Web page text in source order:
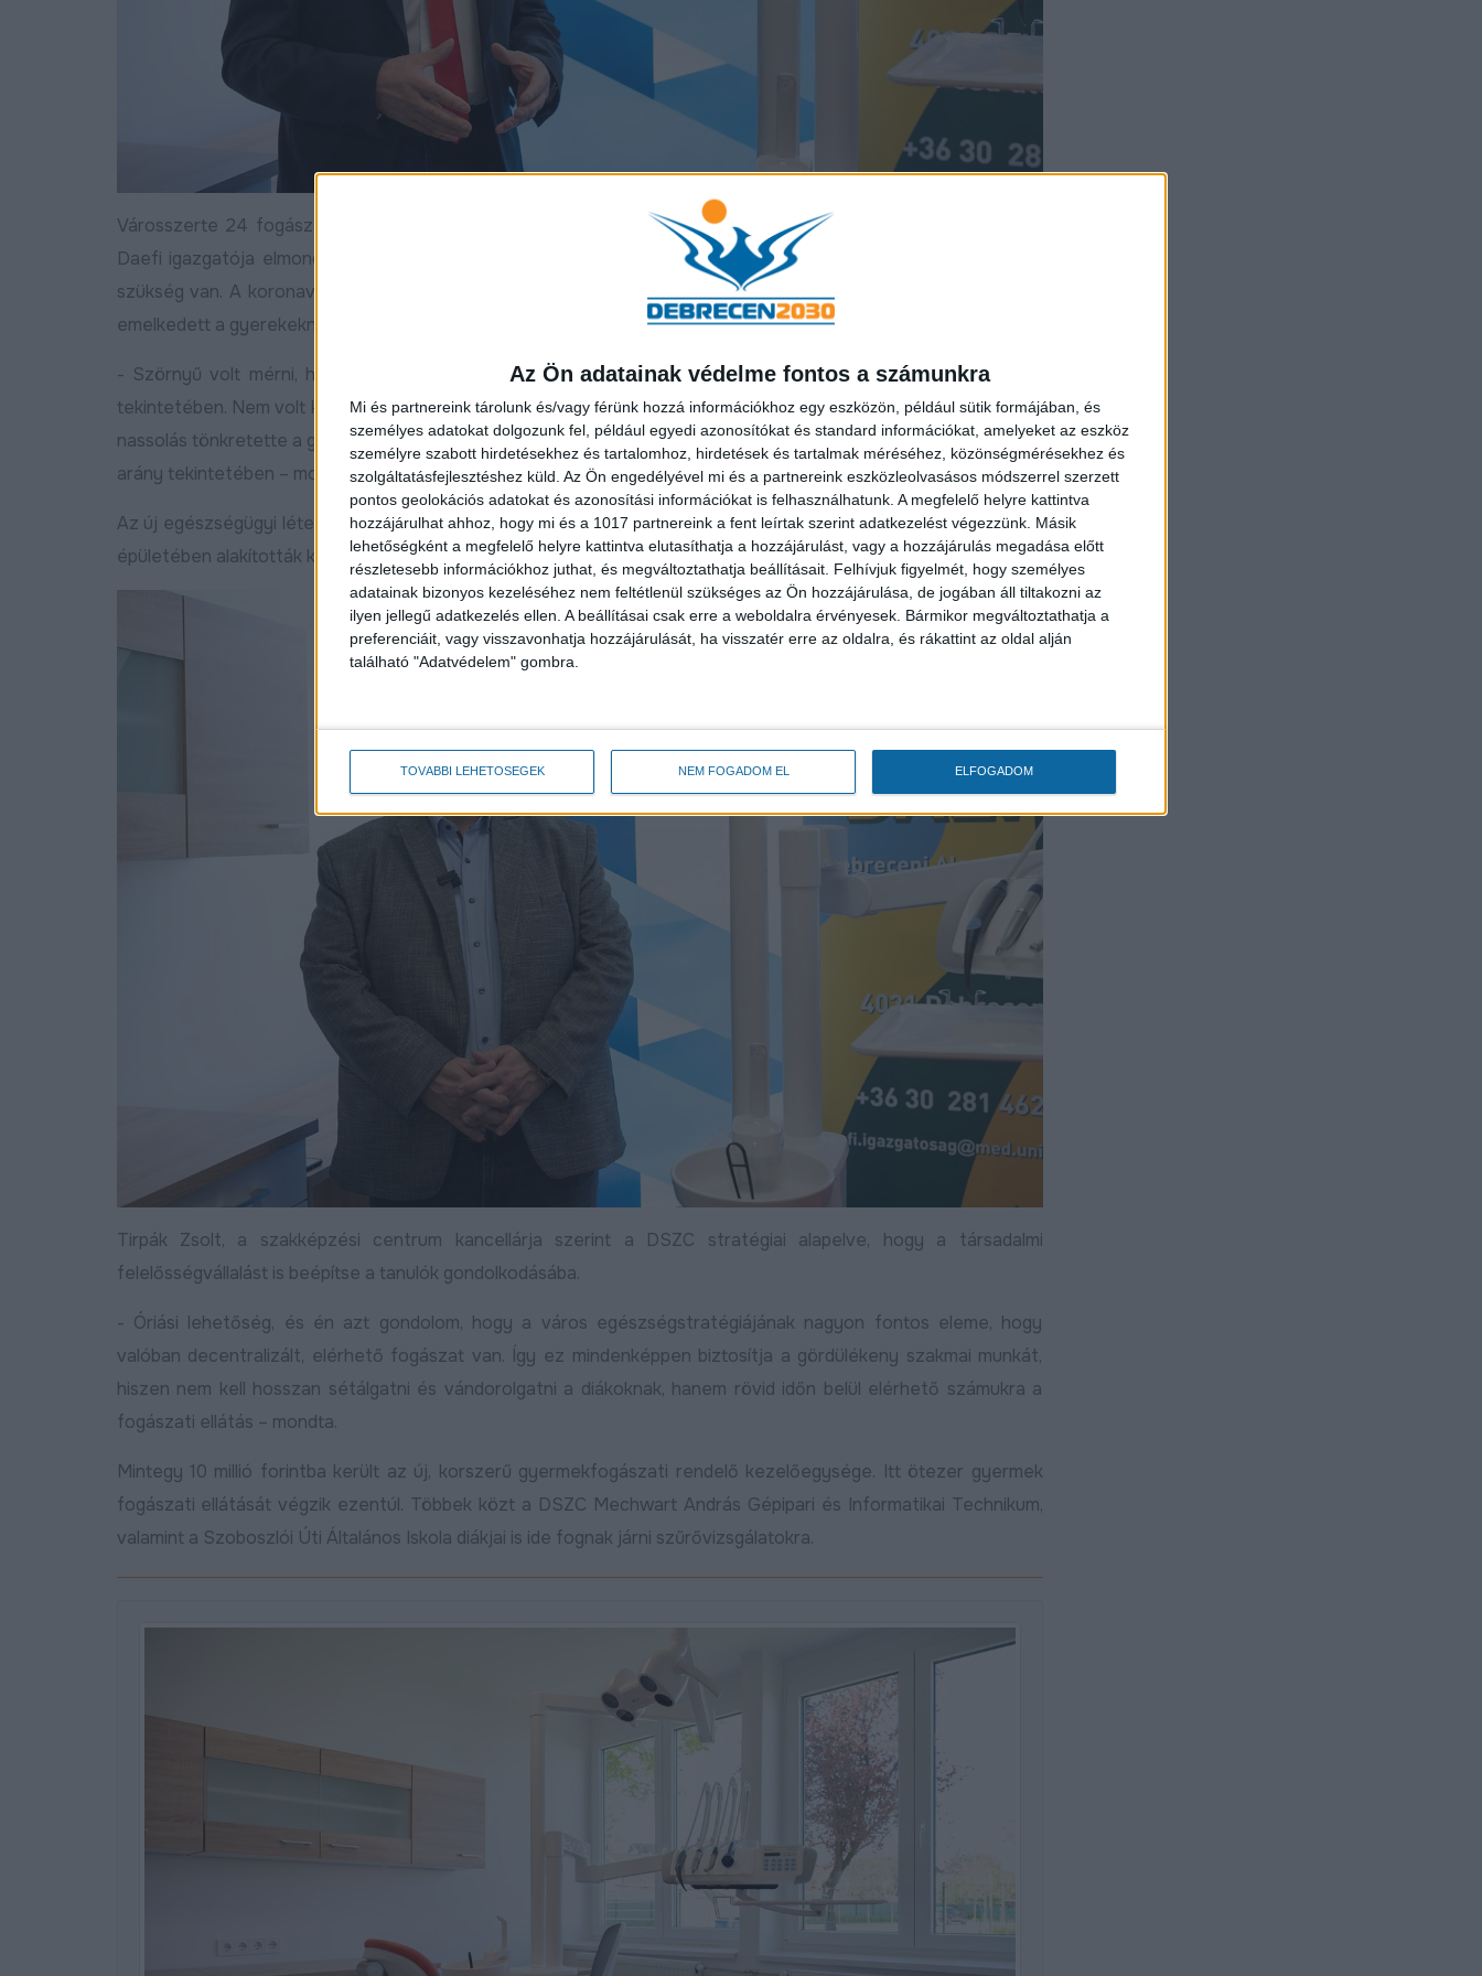
Az Ön adatainak védelme fontos a számunkra
Mi és partnereink tárolunk és/vagy férünk hozzá információkhoz egy eszközön, például sütik formájában, és
személyes adatokat dolgozunk fel, például egyedi azonosítókat és standard információkat, amelyeket az eszköz
személyre szabott hirdetésekhez és tartalomhoz, hirdetések és tartalmak méréséhez, közönségmérésekhez és
szolgáltatásfejlesztéshez küld. Az Ön engedélyével mi és a partnereink eszközleolvasásos módszerrel szerzett
pontos geolokációs adatokat és azonosítási információkat is felhasználhatunk. A megfelelő helyre kattintva
hozzájárulhat ahhoz, hogy mi és a 1017 partnereink a fent leírtak szerint adatkezelést végezzünk. Másik
lehetőségként a megfelelő helyre kattintva elutasíthatja a hozzájárulást, vagy a hozzájárulás megadása előtt
részletesebb információkhoz juthat, és megváltoztathatja beállításait. Felhívjuk figyelmét, hogy személyes
adatainak bizonyos kezeléséhez nem feltétlenül szükséges az Ön hozzájárulása, de jogában áll tiltakozni az
ilyen jellegű adatkezelés ellen. A beállításai csak erre a weboldalra érvényesek. Bármikor megváltoztathatja a
preferenciáit, vagy visszavonhatja hozzájárulását, ha visszatér erre az oldalra, és rákattint az oldal alján
található "Adatvédelem" gombra.
TOVÁBBI LEHETŐSÉGEK NEM FOGADOM EL ELFOGADOM
Városszerte 24 fogászati körzet gondoskodik mintegy 42 ezer gyermek fogászati ellátásáról. Papp Csaba, a
Daefi igazgatója elmondta: Debrecen folyamatosan biztosítja a fedezetet a fogászati ellátáshoz, amire nagy
szükség van. A koronavírus-járvány idején az azelőtti évben mért, egy alatti rosszfog-arány csaknem háromra
emelkedett a gyerekeknél.
- Szörnyű volt mérni, hogy az otthon töltött idő, az a több mint egy-másfél év mennyit jelentett fogromlás
tekintetében. Nem volt kontroll, nem volt félévente szűrés, és nem volt visszaigazolás. Az otthoni étkezés, a sok
nassolás tönkretette a gyerkek fogait. Most viszont nagyon büszke vagyok, mert közelítjük az egyet a rosszfog-
arány tekintetében – mondta Papp Csaba.
Az új egészségügyi létesítményt a DSZC Bethlen Gábor Közgazdasági Technikum Postakert utcai kollégiumának
épületében alakították ki.
Tirpák Zsolt, a szakképzési centrum kancellárja szerint a DSZC stratégiai alapelve, hogy a társadalmi
felelősségvállalást is beépítse a tanulók gondolkodásába.
- Óriási lehetőség, és én azt gondolom, hogy a város egészségstratégiájának nagyon fontos eleme, hogy
valóban decentralizált, elérhető fogászat van. Így ez mindenképpen biztosítja a gördülékeny szakmai munkát,
hiszen nem kell hosszan sétálgatni és vándorolgatni a diákoknak, hanem rövid időn belül elérhető számukra a
fogászati ellátás – mondta.
Mintegy 10 millió forintba került az új, korszerű gyermekfogászati rendelő kezelőegysége. Itt ötezer gyermek
fogászati ellátását végzik ezentúl. Többek közt a DSZC Mechwart András Gépipari és Informatikai Technikum,
valamint a Szoboszlói Úti Általános Iskola diákjai is ide fognak járni szűrővizsgálatokra.